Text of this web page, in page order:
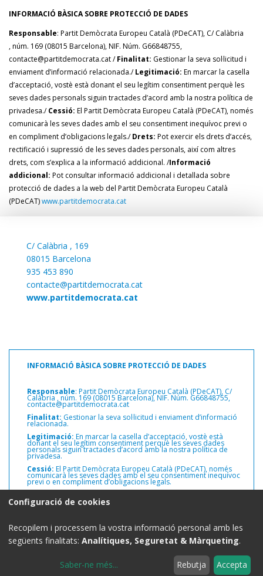
INFORMACIÓ BÀSICA SOBRE PROTECCIÓ DE DADES
Responsable: Partit Demòcrata Europeu Català (PDeCAT), C/ Calàbria
,núm. 169 (08015 Barcelona), NIF. Núm. G66848755,
contacte@partitdemocrata.cat/Finalitat: Gestionar la seva sol·licitud i
enviament d’informació relacionada./Legitimació: En marcar la casella
d’acceptació, vostè està donant el seu legítim consentiment perquè les
seves dades personals siguin tractades d’acord amb la nostra política de
privadesa./Cessió: El Partit Demòcrata Europeu Català (PDeCAT), només
comunicarà les seves dades amb el seu consentiment inequívoc previ o
en compliment d’obligacions legals./Drets: Pot exercir els drets d’accés,
rectificació i supressió de les seves dades personals, així com altres
drets, com s’explica a la informació addicional. /Informació
addicional: Pot consultar informació addicional i detallada sobre
protecció de dades a la web del Partit Demòcrata Europeu Català
(PDeCAT)www.partitdemocrata.cat
C/ Calàbria , 169
08015 Barcelona
935 453 890
contacte@partitdemocrata.cat
www.partitdemocrata.cat
INFORMACIÓ BÀSICA SOBRE PROTECCIÓ DE DADES
Responsable: Partit Demòcrata Europeu Català (PDeCAT), C/
Calàbria ,núm. 169 (08015 Barcelona), NIF. Núm. G66848755,
contacte@partitdemocrata.cat
Finalitat: Gestionar la seva sol·licitud i enviament d’informació
relacionada.
Legitimació: En marcar la casella d’acceptació, vostè està
donant el seu legítim consentiment perquè les seves dades
personals siguin tractades d’acord amb la nostra política de
privadesa.
Cessió: El Partit Demòcrata Europeu Català (PDeCAT), només
comunicarà les seves dades amb el seu consentiment inequívoc
previ o en compliment d’obligacions legals.
seves dades personals, així com altres drets, com s’explica a la
informació addicional.
detallada sobre protecció de dades a la web del Partit
Demòcrata Europeu Català (PDeCAT)www.partitdemocrata.cat
Configuració de cookies
Recopilem i processem la vostra informació personal amb les
següents finalitats: Analítiques, Seguretat & Màrqueting.
Saber-ne més... Rebutja Accepta